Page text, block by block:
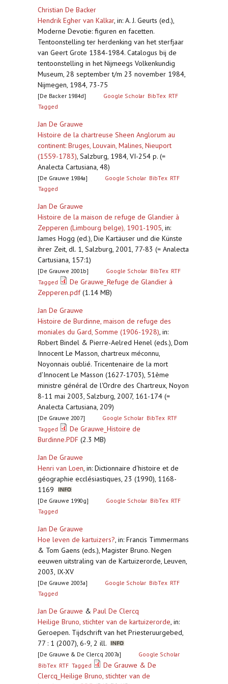
Christian De Backer
Hendrik Egher van Kalkar, in: A. J. Geurts (ed.),
Moderne Devotie: figuren en facetten.
Tentoonstelling ter herdenking van het sterfjaar
van Geert Grote 1384-1984. Catalogus bij de
tentoonstelling in het Nijmeegs Volkenkundig
Museum, 28 september t/m 23 november 1984,
Nijmegen, 1984, 73-75
[De Backer 1984d] Google Scholar BibTex RTF
Tagged
Jan De Grauwe
Histoire de la chartreuse Sheen Anglorum au
continent: Bruges, Louvain, Malines, Nieuport
(1559-1783), Salzburg, 1984, VI-254 p. (=
Analecta Cartusiana, 48)
[De Grauwe 1984a] Google Scholar BibTex RTF
Tagged
Jan De Grauwe
Histoire de la maison de refuge de Glandier à
Zepperen (Limbourg belge), 1901-1905, in:
James Hogg (ed.), Die Kartäuser und die Künste
ihrer Zeit, dl. 1, Salzburg, 2001, 77-83 (= Analecta
Cartusiana, 157:1)
[De Grauwe 2001b] Google Scholar BibTex RTF
Tagged
De Grauwe_Refuge de Glandier à
Zepperen.pdf(1.14 MB)
Jan De Grauwe
Histoire de Burdinne, maison de refuge des
moniales du Gard, Somme (1906-1928), in:
Robert Bindel & Pierre-Aelred Henel (eds.), Dom
Innocent Le Masson, chartreux méconnu,
Noyonnais oublié. Tricentenaire de la mort
d'Innocent Le Masson (1627-1703), 51ème
ministre général de l'Ordre des Chartreux, Noyon
8-11 mai 2003, Salzburg, 2007, 161-174 (=
Analecta Cartusiana, 209)
[De Grauwe 2007] Google Scholar BibTex RTF
Tagged
De Grauwe_Histoire de
Burdinne.PDF (2.3 MB)
Jan De Grauwe
Henri van Loen, in: Dictionnaire d'histoire et de
géographie ecclésiastiques, 23 (1990), 1168-
1169
[De Grauwe 1990g] Google Scholar BibTex RTF
Tagged
Jan De Grauwe
Hoe leven de kartuizers?, in: Francis Timmermans
& Tom Gaens (eds.), Magister Bruno. Negen
eeuwen uitstraling van de Kartuizerorde, Leuven,
2003, IX-XV
[De Grauwe 2003a] Google Scholar BibTex RTF
Tagged
Jan De Grauwe & Paul De Clercq
Heilige Bruno, stichter van de kartuizerorde, in:
Geroepen. Tijdschrift van het Priesteruurgebed,
77 : 1 (2007), 6-9, 2 ill.
[De Grauwe & De Clercq 2007a]
Google Scholar
BibTex RTF Tagged
De Grauwe & De
Clercq_Heilige Bruno, stichter van de